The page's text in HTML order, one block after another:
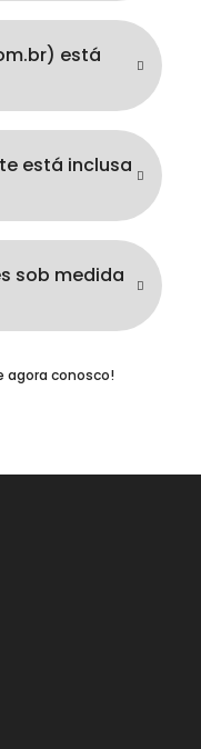
está
está inclusa
sob medida
agora conosco!